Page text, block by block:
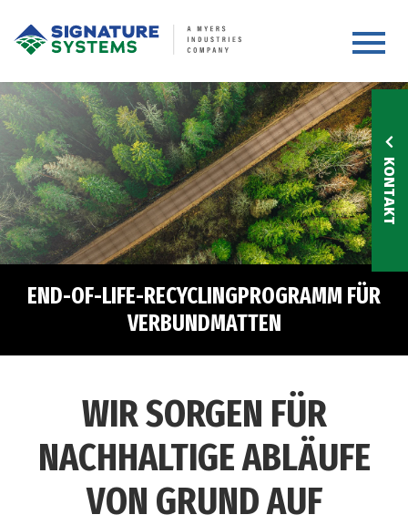
Toggle
KONTAKT
END-OF-LIFE-RECYCLINGPROGRAMM FÜR
VERBUNDMATTEN
WIR SORGEN FÜR
NACHHALTIGE ABLÄUFE
VON GRUND AUF